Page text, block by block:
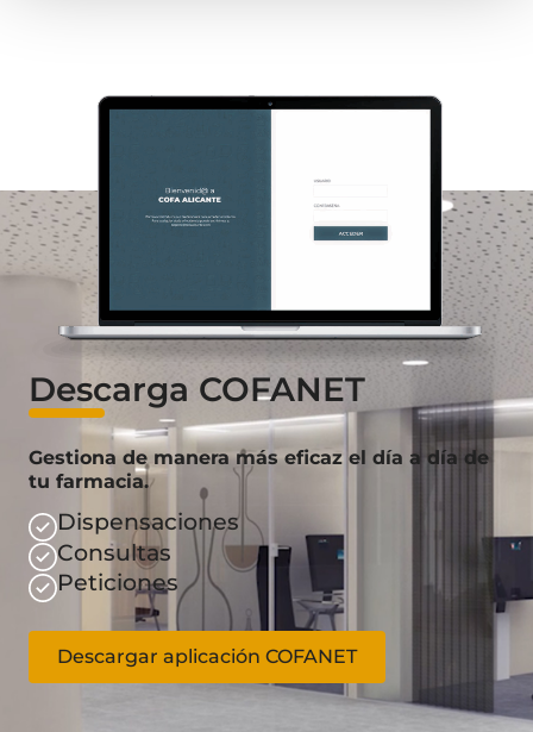
Descarga COFANET
Gestiona de manera más eficaz el día a día de
tu farmacia.
Dispensaciones
Consultas
Peticiones
Descargar aplicación COFANET